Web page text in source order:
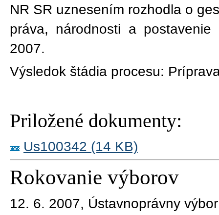
NR SR uznesením rozhodla o
práva, národnosti a
2007.
Výsledok štádia procesu:
Priložené dokumenty:
Us100342 (14 KB)
Rokovanie výborov
12. 6. 2007, Ústavnoprávny